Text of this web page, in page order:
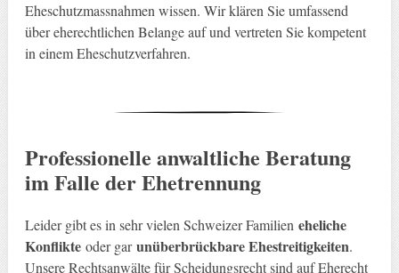
Eheschutzmassnahmen wissen. Wir klären Sie umfassend
über eherechtlichen Belange auf und vertreten Sie kompetent
in einem Eheschutzverfahren.
Professionelle anwaltliche Beratung
im Falle der Ehetrennung
Leider gibt es in sehr vielen Schweizer Familien eheliche
Konflikteoder garunüberbrückbare Ehestreitigkeiten.
Unsere Rechtsanwälte für Scheidungsrecht sind auf Eherecht